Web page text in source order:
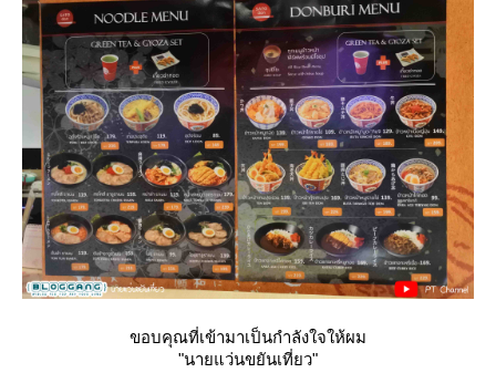
ขอบคุณที่เข้ามาเป็นกำลังใจให้ผม
"นายแว่นขยันเที่ยว"